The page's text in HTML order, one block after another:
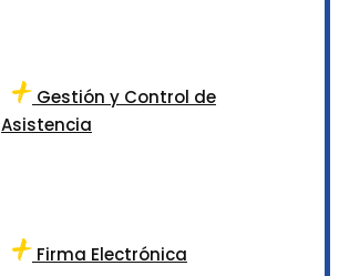
Gestión y Control de
Asistencia
Firma Electrónica